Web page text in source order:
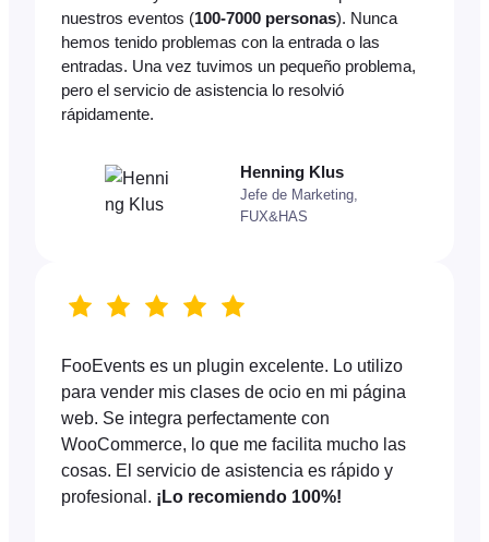
nuestros eventos (100-7000 personas). Nunca
hemos tenido problemas con la entrada o las
entradas. Una vez tuvimos un pequeño problema,
pero el servicio de asistencia lo resolvió
rápidamente.
Henning Klus
Jefe de Marketing,
FUX&HAS
FooEvents es un plugin excelente. Lo utilizo
para vender mis clases de ocio en mi página
web. Se integra perfectamente con
WooCommerce, lo que me facilita mucho las
cosas. El servicio de asistencia es rápido y
profesional. ¡Lo recomiendo 100%!